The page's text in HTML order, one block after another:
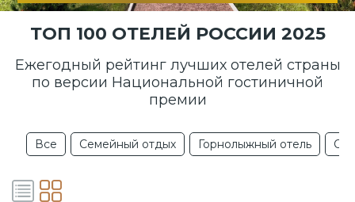
ТОП 100 ОТЕЛЕЙ РОССИИ 2025
Ежегодный рейтинг лучших отелей страны
по версии Национальной гостиничной
премии
Все Семейный отдых Горнолыжный отель